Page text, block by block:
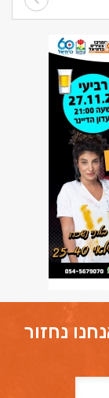
נחזור